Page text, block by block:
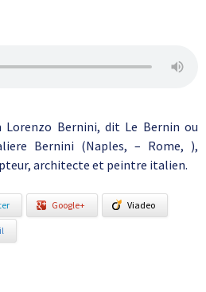
Lorenzo Bernini, dit Le Bernin ou
Bernini (Naples, – Rome, ),
architecte et peintre italien.
Google+ Viadeo